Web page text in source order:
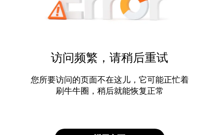
访问频繁，请稍后重试
您所要访问的页面不在这儿，它可能正忙着
刷牛牛圈，稍后就能恢复正常